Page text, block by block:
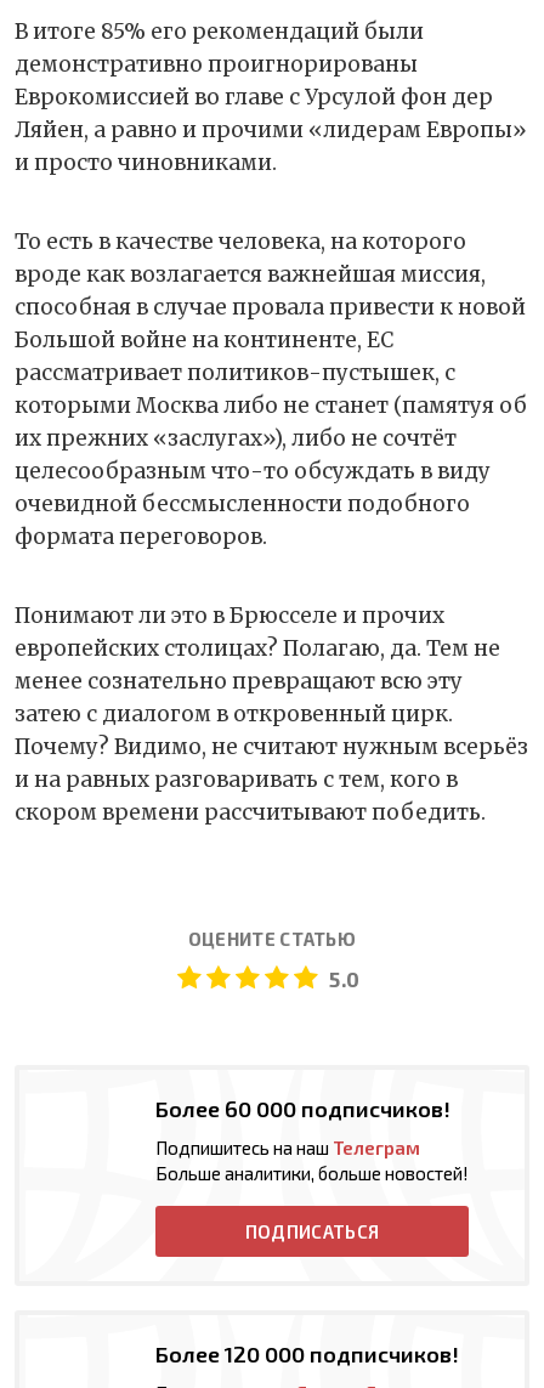
В итоге 85% его рекомендаций были
демонстративно проигнорированы
Еврокомиссией во главе с Урсулой фон дер
Ляйен, а равно и прочими «лидерам Европы»
и просто чиновниками.
То есть в качестве человека, на которого
вроде как возлагается важнейшая миссия,
способная в случае провала привести к новой
Большой войне на континенте, ЕС
рассматривает политиков-пустышек, с
которыми Москва либо не станет (памятуя об
их прежних «заслугах»), либо не сочтёт
целесообразным что-то обсуждать в виду
очевидной бессмысленности подобного
формата переговоров.
Понимают ли это в Брюсселе и прочих
европейских столицах? Полагаю, да. Тем не
менее сознательно превращают всю эту
затею с диалогом в откровенный цирк.
Почему? Видимо, не считают нужным всерьёз
и на равных разговаривать с тем, кого в
скором времени рассчитывают победить.
ОЦЕНИТЕ СТАТЬЮ
5.0
Более 60 000 подписчиков!
Подпишитесь на наш Телеграм
Больше аналитики, больше новостей!
ПОДПИСАТЬСЯ
Более 120 000 подписчиков!